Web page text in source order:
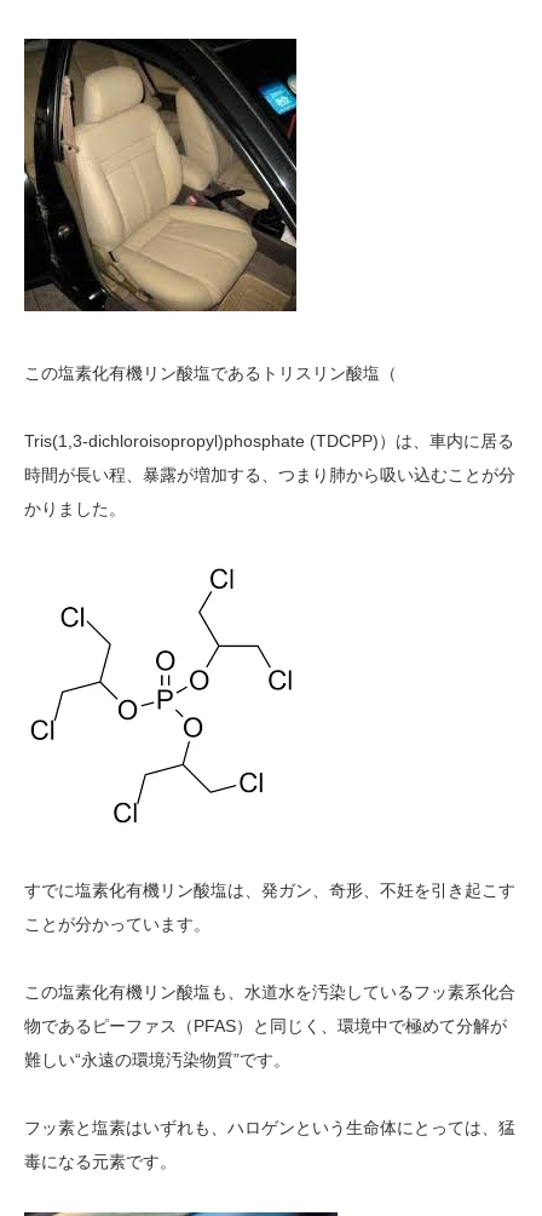
この塩素化有機リン酸塩であるトリスリン酸塩（
Tris(1,3-dichloroisopropyl)phosphate (TDCPP)）は、車内に居る
時間が長い程、暴露が増加する、つまり肺から吸い込むことが分
かりました。
すでに塩素化有機リン酸塩は、発ガン、奇形、不妊を引き起こす
ことが分かっています。
この塩素化有機リン酸塩も、水道水を汚染しているフッ素系化合
物であるピーファス（PFAS）と同じく、環境中で極めて分解が
難しい“永遠の環境汚染物質”です。
フッ素と塩素はいずれも、ハロゲンという生命体にとっては、猛
毒になる元素です。